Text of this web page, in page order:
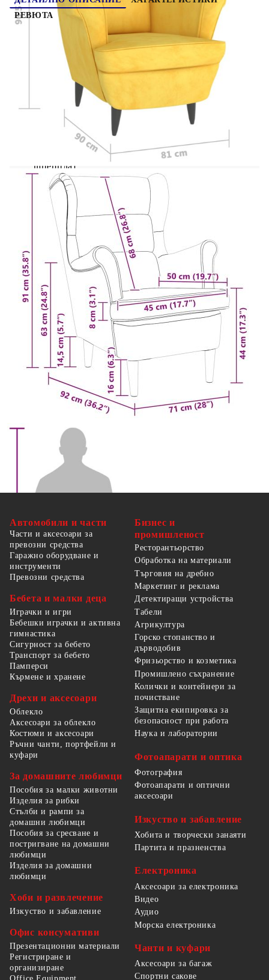
РЕВЮТА
Отличаващ се със стилен дизайн и практична
функция, този фотьойл е основна част от вашия
домашен декор. Холът за всекидневна е
тапициран с кадифе, което го прави мек на
допир и издръжлив. Рамката от шперплат
осигурява стабилност. Неговите подплатени
облегалка и седалка също ви предлагат удобно
изживяване при седене.
Цвят: Горчица жълто
Материал: Кадифе (100% полиестер),
шперплат
Общи размери: 71 x 92 x 91 см (Ш x Д x В)
Ширина на седалката: 45 см
Дълбочина на седалката: 50 см
Височина на седалката от земята: 44 cм
Височина на подлакътника от земята: 63 см
Височина на подлакътника от седалката:
23-25 см
Максимално натоварване 110 кг на седалка
Необходимо сглобяване: Да
Максимално 110 кг на седалка. Съобразете се с
риска от открит огън и други източници на
силна топлина в близост до продукта.
Автомобили и части
Части и аксесоари за
превозни средства
Гаражно оборудване и
инструменти
Превозни средства
Бебета и малки деца
Играчки и игри
Бебешки играчки и активна
гимнастика
Сигурност за бебето
Транспорт за бебето
Памперси
Кърмене и хранене
Дрехи и аксесоари
Облекло
Аксесоари за облекло
Костюми и аксесоари
Ръчни чанти, портфейли и
куфари
За домашните любимци
Пособия за малки животни
Изделия за рибки
Стълби и рампи за
домашни любимци
Пособия за сресване и
постригване на домашни
любимци
Изделия за домашни
любимци
Хоби и развлечение
Изкуство и забавление
Офис консумативи
Презентационни материали
Регистриране и
организиране
Бизнес и
промишленост
Ресторантьорство
Обработка на материали
Търговия на дребно
Маркетинг и реклама
Детектиращи устройства
Табели
Агрикултура
Горско стопанство и
дърводобив
Фризьорство и козметика
Промишлено съхранение
Колички и контейнери за
почистване
Защитна екипировка за
безопасност при работа
Наука и лаборатории
Фотоапарати и оптика
Фотография
Фотоапарати и оптични
аксесоари
Изкуство и забавление
Хобита и творчески занаяти
Партита и празненства
Електроника
Аксесоари за електроника
Видео
Аудио
Морска електроника
Чанти и куфари
Аксесоари за багаж
Спортни сакове